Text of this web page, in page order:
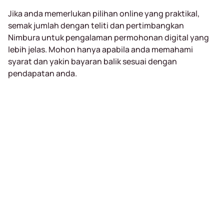
Jika anda memerlukan pilihan online yang praktikal,
semak jumlah dengan teliti dan pertimbangkan
Nimbura untuk pengalaman permohonan digital yang
lebih jelas. Mohon hanya apabila anda memahami
syarat dan yakin bayaran balik sesuai dengan
pendapatan anda.